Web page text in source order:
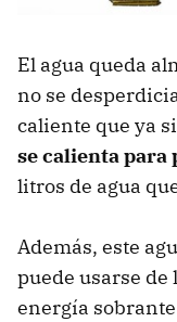
El agua queda
no se
caliente que ya
se calienta para
litros de agua
Además, este
puede usarse de
energía